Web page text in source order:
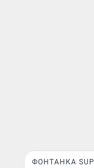
ФОНТАНКА SUP